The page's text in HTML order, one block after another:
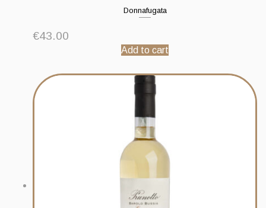
Donnafugata
€43.00
Add to cart